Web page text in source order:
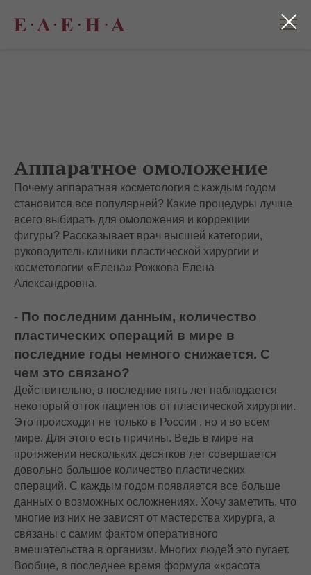
Аппаратное омоложение
Почему аппаратная косметология с каждым годом
становится все популярней? Какие процедуры лучше
всего выбирать для омоложения и коррекции
фигуры? Рассказывает врач высшей категории,
руководитель клиники пластической хирургии и
косметологии «Елена» Рожкова Елена
Александровна.
- По последним данным, количество
пластических операций в мире в
последние годы немного снижается. С
чем это связано?
Действительно, в последние пять лет наблюдается
некоторый отток пациентов от пластической хирургии.
Это происходит не только в России , но и во всем
мире. Для этого есть причины. Ведь в мире на
протяжении нескольких десятков лет совершается
довольно большое количество пластических
операций. С каждым годом появляется все больше
данных о возможных осложнениях. Хочу заметить, что
многие из них не зависят от мастерства хирурга, а
связаны с самим фактом оперативного
вмешательства в организм. Многих людей это пугает.
Вообще, в последнее время формула «красота